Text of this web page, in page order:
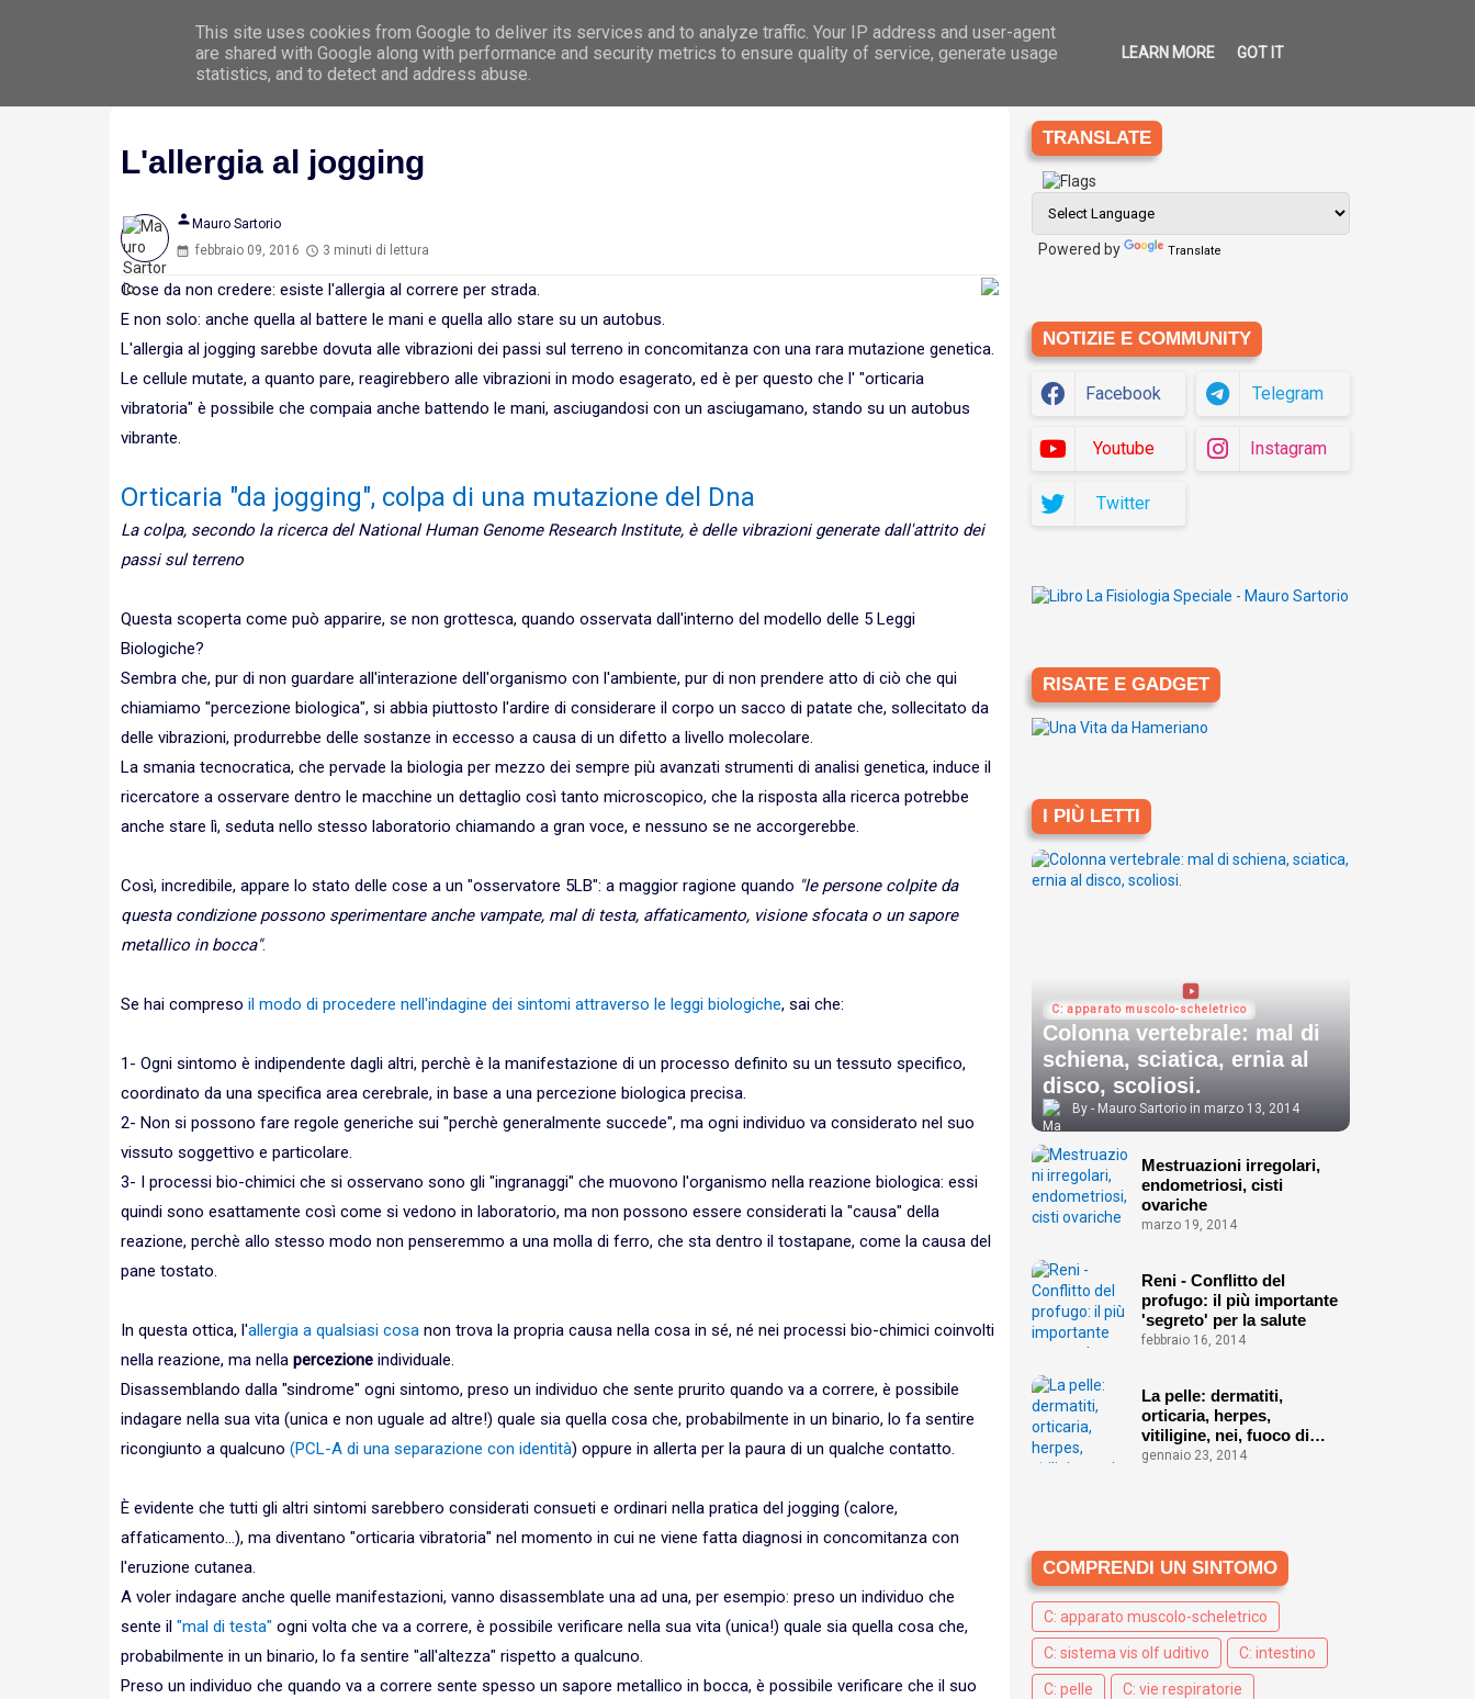
Home Premessa Argomenti Le 5 Leggi Biologiche Eziologia Siti
L'allergia al jogging
person Mauro Sartorio
febbraio 09, 2016
3 minuti di lettura
Cose da non credere: esiste l'allergia al correre per strada.
E non solo: anche quella al battere le mani e quella allo stare su un autobus.
L'allergia al jogging sarebbe dovuta alle vibrazioni dei passi sul terreno in concomitanza con una rara mutazione genetica.
Le cellule mutate, a quanto pare, reagirebbero alle vibrazioni in modo esagerato, ed è per questo che l' "orticaria
vibratoria" è possibile che compaia anche battendo le mani, asciugandosi con un asciugamano, stando su un autobus
vibrante.
Orticaria "da jogging", colpa di una mutazione del Dna
La colpa, secondo la ricerca del National Human Genome Research Institute, è delle vibrazioni generate dall'attrito dei
passi sul terreno
Questa scoperta come può apparire, se non grottesca, quando osservata dall'interno del modello delle 5 Leggi
Biologiche?
Sembra che, pur di non guardare all'interazione dell'organismo con l'ambiente, pur di non prendere atto di ciò che qui
chiamiamo "percezione biologica", si abbia piuttosto l'ardire di considerare il corpo un sacco di patate che, sollecitato da
delle vibrazioni, produrrebbe delle sostanze in eccesso a causa di un difetto a livello molecolare.
La smania tecnocratica, che pervade la biologia per mezzo dei sempre più avanzati strumenti di analisi genetica, induce il
ricercatore a osservare dentro le macchine un dettaglio così tanto microscopico, che la risposta alla ricerca potrebbe
anche stare lì, seduta nello stesso laboratorio chiamando a gran voce, e nessuno se ne accorgerebbe.
Così, incredibile, appare lo stato delle cose a un "osservatore 5LB": a maggior ragione quando "le persone colpite da
questa condizione possono sperimentare anche vampate, mal di testa, affaticamento, visione sfocata o un sapore
metallico in bocca".
Se hai compreso il modo di procedere nell'indagine dei sintomi attraverso le leggi biologiche, sai che:
1- Ogni sintomo è indipendente dagli altri, perchè è la manifestazione di un processo definito su un tessuto specifico,
coordinato da una specifica area cerebrale, in base a una percezione biologica precisa.
2- Non si possono fare regole generiche sui "perchè generalmente succede", ma ogni individuo va considerato nel suo
vissuto soggettivo e particolare.
3- I processi bio-chimici che si osservano sono gli "ingranaggi" che muovono l'organismo nella reazione biologica: essi
quindi sono esattamente così come si vedono in laboratorio, ma non possono essere considerati la "causa" della
reazione, perchè allo stesso modo non penseremmo a una molla di ferro, che sta dentro il tostapane, come la causa del
pane tostato.
In questa ottica, l'allergia a qualsiasi cosanon trova la propria causa nella cosa in sé, né nei processi bio-chimici coinvolti
nella reazione, ma nella percezione individuale.
Disassemblando dalla "sindrome" ogni sintomo, preso un individuo che sente prurito quando va a correre, è possibile
indagare nella sua vita (unica e non uguale ad altre!) quale sia quella cosa che, probabilmente in un binario, lo fa sentire
ricongiunto a qualcuno (PCL-A di una separazione con identità) oppure in allerta per la paura di un qualche contatto.
È evidente che tutti gli altri sintomi sarebbero considerati consueti e ordinari nella pratica del jogging (calore,
affaticamento...), ma diventano "orticaria vibratoria" nel momento in cui ne viene fatta diagnosi in concomitanza con
l'eruzione cutanea.
A voler indagare anche quelle manifestazioni, vanno disassemblate una ad una, per esempio: preso un individuo che
sente il "mal di testa" ogni volta che va a correre, è possibile verificare nella sua vita (unica!) quale sia quella cosa che,
probabilmente in un binario, lo fa sentire "all'altezza" rispetto a qualcuno.
Preso un individuo che quando va a correre sente spesso un sapore metallico in bocca, è possibile verificare che il suo
TRANSLATE
Powered by Translate
NOTIZIE E COMMUNITY
Facebook Telegram
Youtube Instagram
Twitter
RISATE E GADGET
I PIÙ LETTI
C: apparato muscolo-scheletrico
Colonna vertebrale: mal di
schiena, sciatica, ernia al
disco, scoliosi.
Mauro Sartorio marzo 13, 2014
Mestruazioni irregolari,
endometriosi, cisti
ovariche
marzo 19, 2014
Reni - Conflitto del
profugo: il più importante
'segreto' per la salute
febbraio 16, 2014
La pelle: dermatiti,
orticaria, herpes,
vitiligine, nei, fuoco di
Sant'Antonio ecc.
gennaio 23, 2014
COMPRENDI UN SINTOMO
C: apparato muscolo-scheletrico
C: sistema vis olf uditivo C: intestino
C: pelle C: vie respiratorie
This site uses cookies from Google to deliver its services and to analyze traffic. Your IP address and user-agent
are shared with Google along with performance and security metrics to ensure quality of service, generate usage
statistics, and to detect and address abuse.
LEARN MORE GOT IT